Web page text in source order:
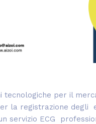
tecnologiche per il
la registrazione degli
servizio ECG